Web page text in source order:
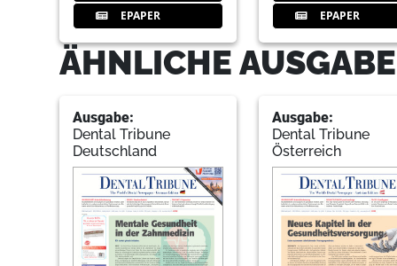
EPAPER
EPAPER
ÄHNLICHE
Ausgabe:
Dental Tribune
Deutschland
Ausgabe:
Dental Tribune
Österreich